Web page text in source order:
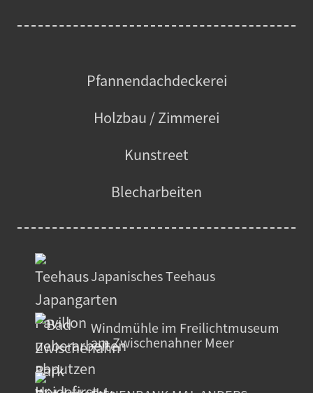
Pfannendachdeckerei
Holzbau / Zimmerei
Kunstreet
Blecharbeiten
Japanisches Teehaus
Windmühle im Freilichtmuseum
am Zwischenahner Meer